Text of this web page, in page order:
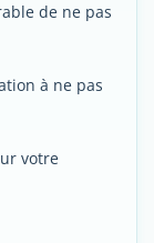
de ne pas
à ne pas
votre